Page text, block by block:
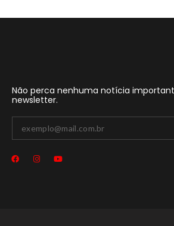
Não perca nenhuma notícia
newsletter.